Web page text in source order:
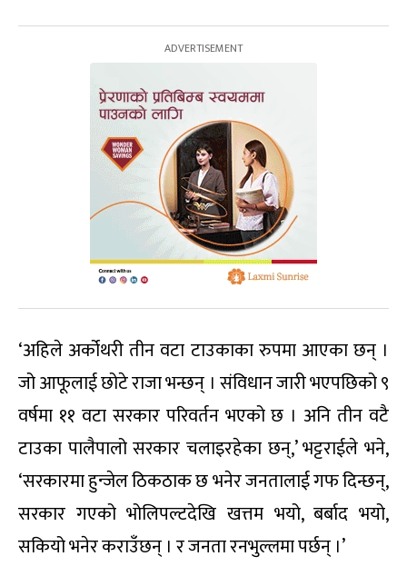
‘अहिले अर्कोथरी तीन वटा टाउकाका रुपमा आएका छन् ।
जो आफूलाई छोटे राजा भन्छन् । संविधान जारी भएपछिको ९
वर्षमा ११ वटा सरकार परिवर्तन भएको छ । अनि तीन वटै
टाउका पालैपालो सरकार चलाइरहेका छन्,’ भट्टराईले भने,
‘सरकारमा हुन्जेल ठिकठाक छ भनेर जनतालाई गफ दिन्छन्,
सरकार गएको भोलिपल्टदेखि खत्तम भयो, बर्बाद भयो,
सकियो भनेर कराउँछन् । र जनता रनभुल्लमा पर्छन् ।’